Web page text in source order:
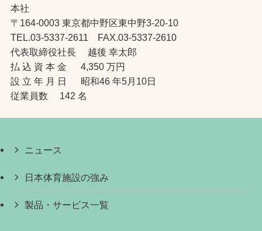
本社
〒164-0003 東京都中野区東中野3-20-10
TEL.03-5337-2611 FAX.03-5337-2610
代表取締役社長 越後 幸太郎
払 込 資 本 金 4,350 万円
設 立 年 月 日 昭和46 年5月10日
従業員数 142 名
ニュース
日本体育施設の強み
製品・サービス一覧